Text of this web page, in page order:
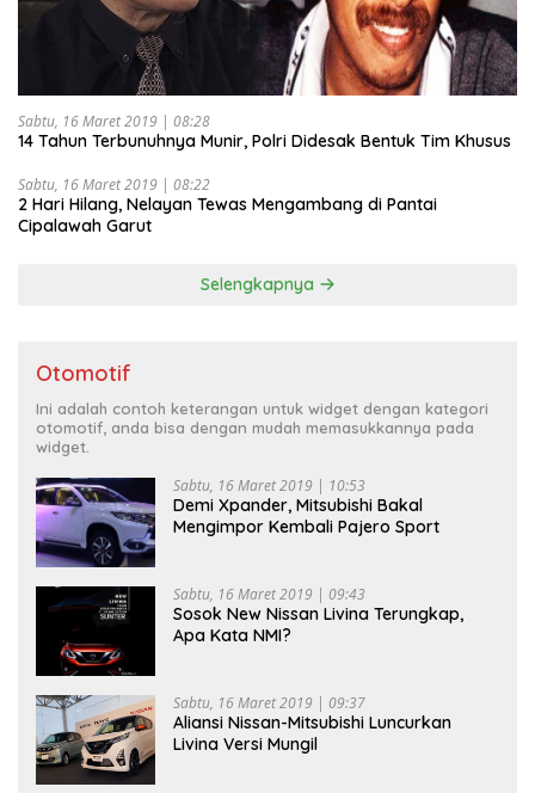
Sabtu, 16 Maret 2019 | 08:28
14 Tahun Terbunuhnya Munir, Polri Didesak Bentuk Tim Khusus
Sabtu, 16 Maret 2019 | 08:22
2 Hari Hilang, Nelayan Tewas Mengambang di Pantai
Cipalawah Garut
Selengkapnya
Otomotif
Ini adalah contoh keterangan untuk widget dengan kategori
otomotif, anda bisa dengan mudah memasukkannya pada
widget.
Sabtu, 16 Maret 2019 | 10:53
Demi Xpander, Mitsubishi Bakal
Mengimpor Kembali Pajero Sport
Sabtu, 16 Maret 2019 | 09:43
Sosok New Nissan Livina Terungkap,
Apa Kata NMI?
Sabtu, 16 Maret 2019 | 09:37
Aliansi Nissan-Mitsubishi Luncurkan
Livina Versi Mungil